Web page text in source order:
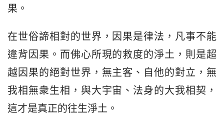
果。
在世俗諦相對的世界，因果是律法，凡事不能
違背因果。而佛心所現的救度的淨土，則是超
越因果的絕對世界，無主客、自他的對立，無
我相無衆生相，與大宇宙、法身的大我相契，
這才是真正的往生淨土。